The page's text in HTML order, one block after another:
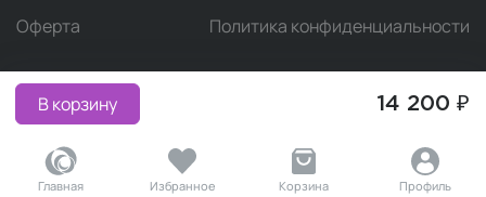
В корзину 14 200 ₽
Главная Избранное Корзина Профиль
Оферта
Политика конфиденциальности